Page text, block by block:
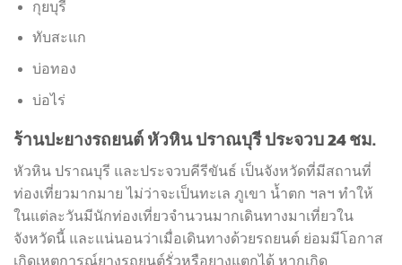
กุยบุรี
ทับสะแก
บ่อทอง
บ่อไร่
ร้านปะยางรถยนต์ หัวหิน ปราณบุรี ประจวบ 24 ชม.
หัวหิน ปราณบุรี และประจวบคีรีขันธ์ เป็นจังหวัดที่มีสถานที่
ท่องเที่ยวมากมาย ไม่ว่าจะเป็นทะเล ภูเขา น้ำตก ฯลฯ ทำให้
ในแต่ละวันมีนักท่องเที่ยวจำนวนมากเดินทางมาเที่ยวใน
จังหวัดนี้ และแน่นอนว่าเมื่อเดินทางด้วยรถยนต์ ย่อมมีโอกาส
เกิดเหตุการณ์ยางรถยนต์รั่วหรือยางแตกได้ หากเกิด